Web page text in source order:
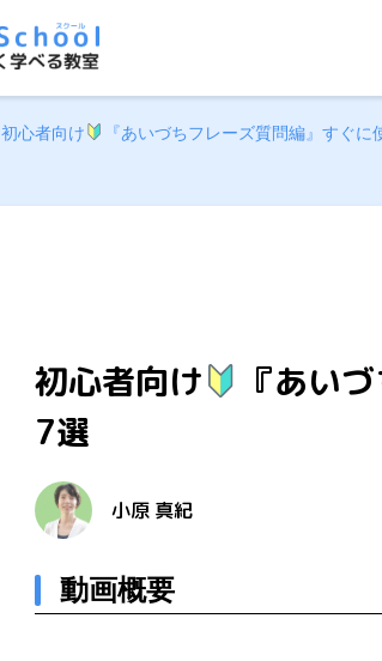
初心者向け 『あいづちフレーズ質問編』すぐ
初心者向け
『あい
7選
小原 真紀
動画概要